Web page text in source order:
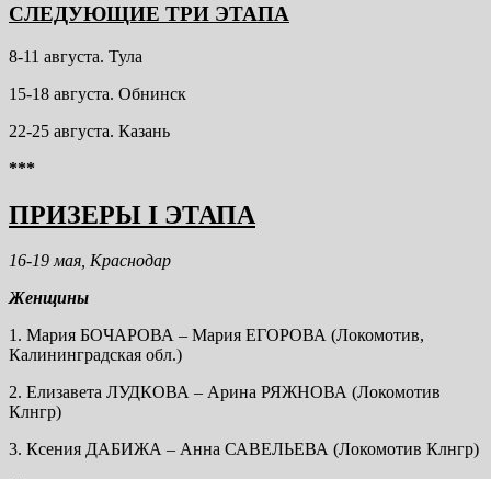
СЛЕДУЮЩИЕ ТРИ ЭТАПА
8-11 августа. Тула
15-18 августа. Обнинск
22-25 августа. Казань
***
ПРИЗЕРЫ I ЭТАПА
16-19 мая, Краснодар
Женщины
1. Мария БОЧАРОВА – Мария ЕГОРОВА (Локомотив,
Калининградская обл.)
2. Елизавета ЛУДКОВА – Арина РЯЖНОВА (Локомотив
Клнгр)
3. Ксения ДАБИЖА – Анна САВЕЛЬЕВА (Локомотив Клнгр)